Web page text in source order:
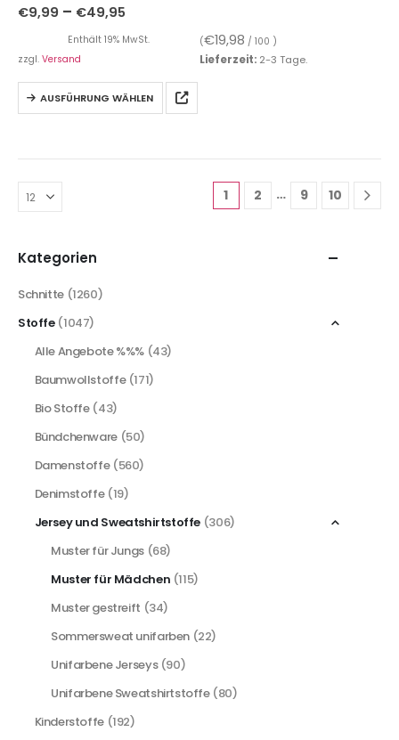
€9,99 – €49,95
Enthält 19% MwSt. (€19,98 / 100 )
zzgl. Versand Lieferzeit: 2-3 Tage.
AUSFÜHRUNG WÄHLEN
1 2 … 9 10
Kategorien
Schnitte (1260)
Stoffe (1047)
Alle Angebote %%% (43)
Baumwollstoffe (171)
Bio Stoffe (43)
Bündchenware (50)
Damenstoffe (560)
Denimstoffe (19)
Jersey und Sweatshirtstoffe (306)
Muster für Jungs (68)
Muster für Mädchen (115)
Muster gestreift (34)
Sommersweat unifarben (22)
Unifarbene Jerseys (90)
Unifarbene Sweatshirtstoffe (80)
Kinderstoffe (192)